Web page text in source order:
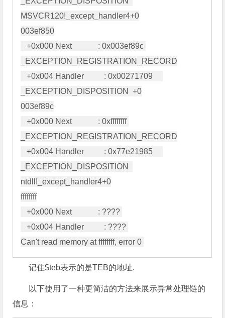
MSVCR120!_except_handler4+0
003ef850
   +0x000 Next             : 0x003ef89c
_EXCEPTION_REGISTRATION_RECORD
   +0x004 Handler          : 0x00271709
_EXCEPTION_DISPOSITION  +0
003ef89c
   +0x000 Next             : 0xffffffff
_EXCEPTION_REGISTRATION_RECORD
   +0x004 Handler          : 0x77e21985
_EXCEPTION_DISPOSITION
ntdll!_except_handler4+0
ffffffff
   +0x000 Next             : ????
   +0x004 Handler          : ????
记住$teb表示的是TEB的地址.
以下使用了一种更简洁的方法来展示异常处理链的
信息：